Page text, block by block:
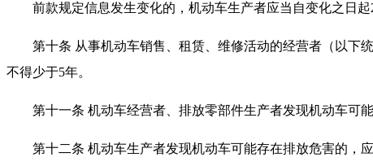
前款规定信息发生变化的，机动车生产者应当自变化之日起
第十条 从事机动车销售、租赁、维修活动的经营者（以下
不得少于5年。
第十一条 机动车经营者、排放零部件生产者发现机动车可
第十二条 机动车生产者发现机动车可能存在排放危害的，